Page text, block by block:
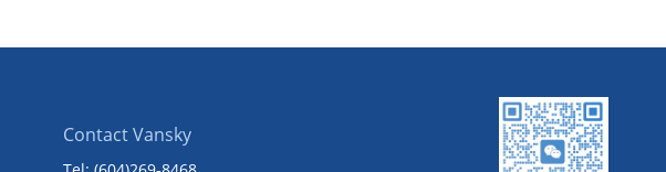
Contact Vansky